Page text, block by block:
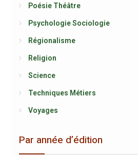
Poésie Théâtre
Psychologie Sociologie
Régionalisme
Religion
Science
Techniques Métiers
Voyages
Par année d’édition